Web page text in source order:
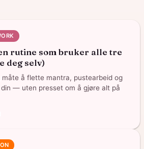
rutine som bruker alle tre
deg selv)
å flette mantra, pustearbeid og
— uten presset om å gjøre alt på